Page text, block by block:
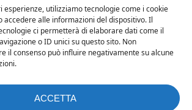
esperienze, utilizziamo tecnologie come i cookie
accedere alle informazioni del dispositivo. Il
ci permetterà di elaborare dati come il
o ID unici su questo sito. Non
il consenso può influire negativamente su alcune
ACCETTA